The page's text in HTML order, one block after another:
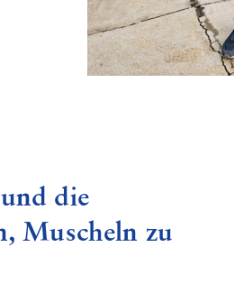
die
Muscheln zu